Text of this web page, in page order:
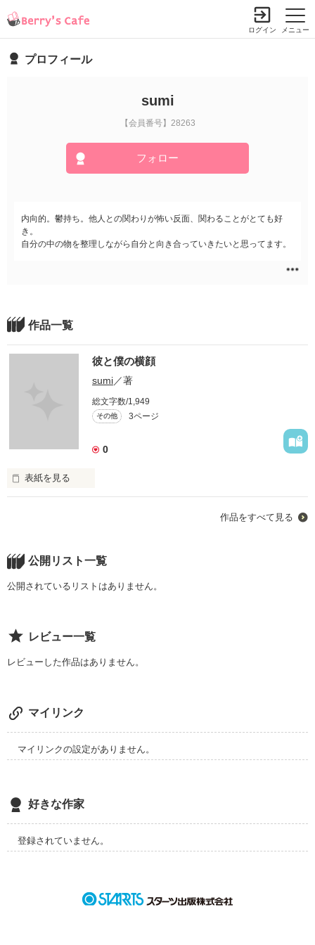
メニュー
ログイン
プロフィール
sumi
【会員番号】28263
フォロー
内向的。鬱持ち。他人との関わりが怖い反面、関わることがとても好
き。
自分の中の物を整理しながら自分と向き合っていきたいと思ってます。
作品一覧
彼と僕の横顔
sumi／著
総文字数/1,949
その他 3ページ
0
表紙を見る
そこから僕といわれるものを見つめ直すことになった。
作品をすべて見る
公開リスト一覧
公開されているリストはありません。
レビュー一覧
レビューした作品はありません。
マイリンク
マイリンクの設定がありません。
好きな作家
登録されていません。